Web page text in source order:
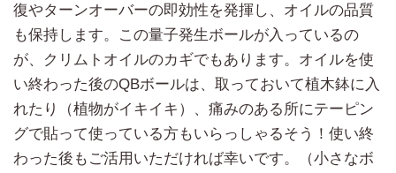
復やターンオーバーの即効性を発揮し、オイルの品質
も保持します。この量子発生ボールが入っているの
が、クリムトオイルのカギでもあります。オイルを使
い終わった後のQBボールは、取っておいて植木鉢に入
れたり（植物がイキイキ）、痛みのある所にテーピン
グで貼って使っている方もいらっしゃるそう！使い終
わった後もご活用いただければ幸いです。（小さなボ